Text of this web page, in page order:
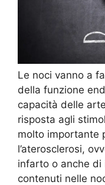
Le noci vanno a
della funzione
capacità delle
risposta agli
molto importante
l’aterosclerosi,
infarto o anche di
contenuti nelle